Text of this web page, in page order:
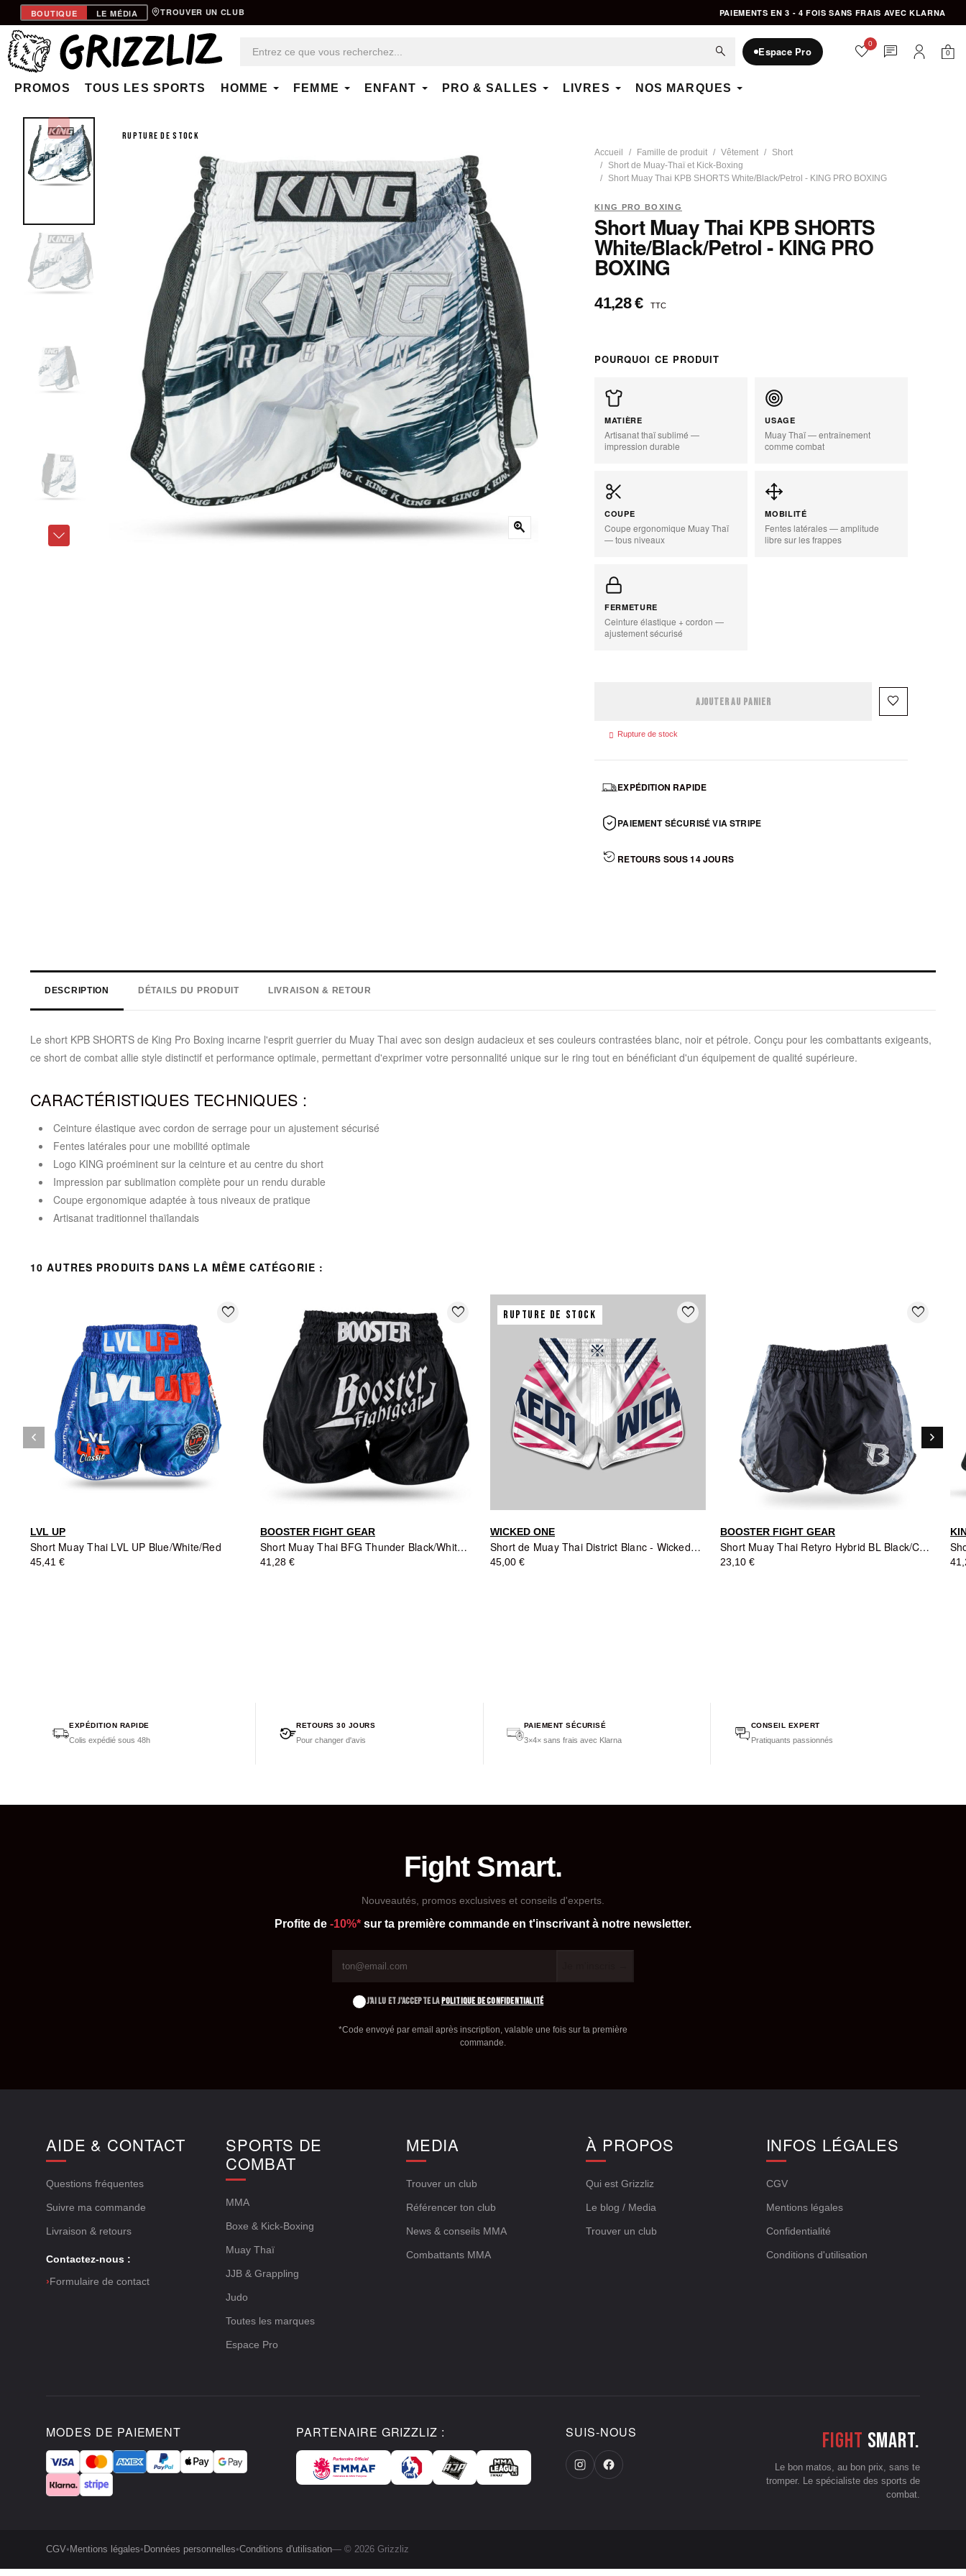
BOUTIQUE LE MÉDIA TROUVER UN CLUB PAIEMENTS EN 3 - 4 FOIS SANS FRAIS AVEC KLARNA
PROMOS TOUS LES SPORTS HOMME FEMME ENFANT PRO & SALLES LIVRES NOS MARQUES
Espace Pro
search favorite0 chat 0
RUPTURE DE STOCK
zoom_in
Accueil Famille de produit Vêtement
Short
Short de Muay-Thaï et Kick-Boxing
Short Muay Thai KPB SHORTS White/Black/Petrol - KING PRO BOXING
KING PRO BOXING
Short Muay Thai KPB SHORTS
White/Black/Petrol - KING PRO
BOXING
41,28 € TTC
POURQUOI CE PRODUIT
MATIÈRE
Artisanat thaï sublimé —
impression durable
USAGE
Muay Thaï — entraînement
comme combat
COUPE
Coupe ergonomique Muay Thaï
— tous niveaux
MOBILITÉ
Fentes latérales — amplitude
libre sur les frappes
FERMETURE
Ceinture élastique + cordon —
ajustement sécurisé
AJOUTER AU PANIER favorite_border
 Rupture de stock
EXPÉDITION RAPIDE
PAIEMENT SÉCURISÉ VIA STRIPE
RETOURS SOUS 14 JOURS
DESCRIPTION DÉTAILS DU PRODUIT LIVRAISON & RETOUR
Le short KPB SHORTS de King Pro Boxing incarne l'esprit guerrier du Muay Thai avec son design audacieux et ses couleurs contrastées blanc, noir et pétrole. Conçu pour les combattants exigeants,
ce short de combat allie style distinctif et performance optimale, permettant d'exprimer votre personnalité unique sur le ring tout en bénéficiant d'un équipement de qualité supérieure.
CARACTÉRISTIQUES TECHNIQUES :
Ceinture élastique avec cordon de serrage pour un ajustement sécurisé
Fentes latérales pour une mobilité optimale
Logo KING proéminent sur la ceinture et au centre du short
Impression par sublimation complète pour un rendu durable
Coupe ergonomique adaptée à tous niveaux de pratique
Artisanat traditionnel thaïlandais
10 AUTRES PRODUITS DANS LA MÊME CATÉGORIE :
favorite_border
LVL UP
Short Muay Thai LVL UP Blue/White/Red
45,41 €
favorite_border
BOOSTER FIGHT GEAR
Short Muay Thai BFG Thunder Black/White - Booster Fight Gear
41,28 €
RUPTURE DE STOCK favorite_border
WICKED ONE
Short de Muay Thai District Blanc - Wicked One
45,00 €
favorite_border
BOOSTER FIGHT GEAR
Short Muay Thai Retyro Hybrid BL Black/Camo Grey - Booster Fight Gear
23,10 €
Précédent
keyboard_arrow_left Suivant
keyboard_arrow_right
EXPÉDITION RAPIDE
Colis expédié sous 48h
RETOURS 30 JOURS
Pour changer d'avis
PAIEMENT SÉCURISÉ
3×4× sans frais avec Klarna
CONSEIL EXPERT
Pratiquants passionnés
Fight Smart.
Nouveautés, promos exclusives et conseils d'experts.
Profite de -10%* sur ta première commande en t'inscrivant à notre newsletter.
J'AI LU ET J'ACCEPTE LAPOLITIQUE DE CONFIDENTIALITÉ
*Code envoyé par email après inscription, valable une fois sur ta première
commande.
AIDE & CONTACT
Questions fréquentes
Suivre ma commande
Livraison & retours
Contactez-nous :
›Formulaire de contact
SPORTS DE
COMBAT
MMA
Boxe & Kick-Boxing
Muay Thaï
JJB & Grappling
Judo
Toutes les marques
Espace Pro
MEDIA
Trouver un club
Référencer ton club
News & conseils MMA
Combattants MMA
À PROPOS
Qui est Grizzliz
Le blog / Media
Trouver un club
INFOS LÉGALES
CGV
Mentions légales
Confidentialité
Conditions d'utilisation
MODES DE PAIEMENT PARTENAIRE GRIZZLIZ : SUIS-NOUS Fight smart.
Le bon matos, au bon prix, sans te
tromper. Le spécialiste des sports de
combat.
CGV• Mentions légales• Données personnelles•Conditions d'utilisation— © 2026 Grizzliz